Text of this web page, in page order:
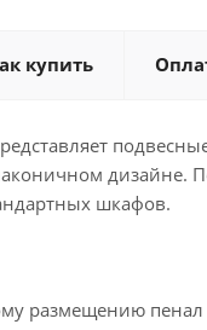
купить
дизайне. П
шкафов.
размещению